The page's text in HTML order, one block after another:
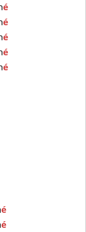
é
é
é
é
é
é
é